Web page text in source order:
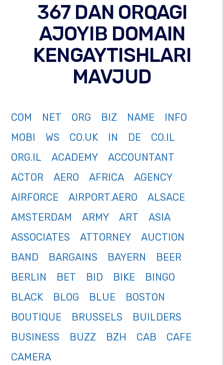
367 DAN ORQAGI
AJOYIB DOMAIN
KENGAYTISHLARI
MAVJUD
COM NET ORG BIZ NAME
INFO
MOBI
WS CO.UK IN DE
CO.IL
ORG.IL
ACADEMY
ACCOUNTANT
ACTOR
AERO AFRICA
AGENCY
AIRFORCE
AIRPORT.AERO
ALSACE
AMSTERDAM
ARMY ART
ASIA
ASSOCIATES
ATTORNEY
AUCTION
BAND
BARGAINS BAYERN
BEER
BERLIN
BET BID BIKE
BINGO
BLACK
BLOG BLUE
BOSTON
BOUTIQUE
BRUSSELS
BUILDERS
BUSINESS
BUZZ BZH CAB
CAFE
CAMERA